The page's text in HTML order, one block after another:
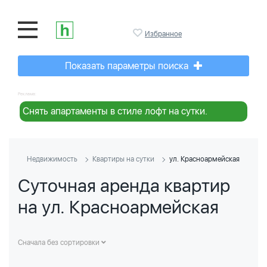
Избранное
Показать параметры поиска
Реклама:
Снять апартаменты в стиле лофт на сутки.
Недвижимость Квартиры на сутки ул. Красноармейская
Суточная аренда квартир
на ул. Красноармейская
Сначала без сортировки